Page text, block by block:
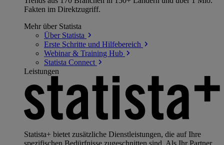
Fakten im Direktzugriff.
Mehr über Statista
Über Statista
Erste Schritte und Hilfebereich
Webinar & Training Hub
Statista Connect
Leistungen
Statista+ bietet zusätzliche Dienstleistungen, die auf Ihre
spezifischen Bedürfnisse zugeschnitten sind. Als Ihr Partner